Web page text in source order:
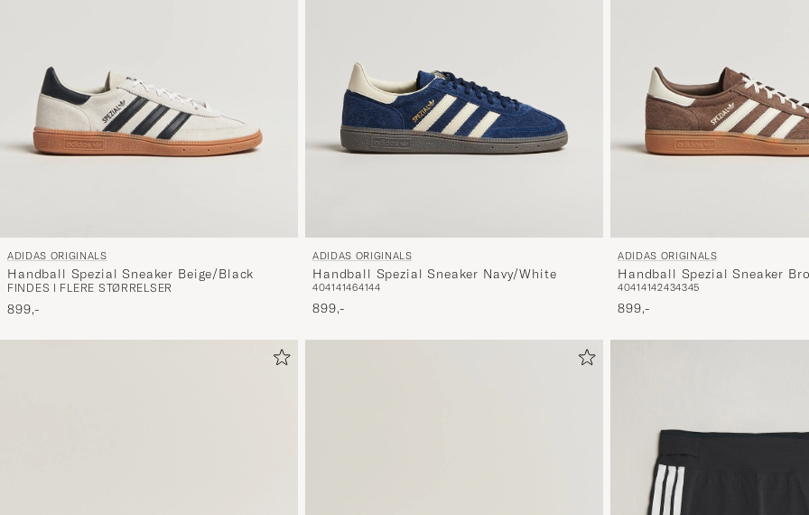
ADIDAS ORIGINALS
Handball Spezial Sneaker Beige/Black
FINDES I FLERE STØRRELSER
899,-
ADIDAS ORIGINALS
Handball Spezial Sneaker Navy/White
404141464144
899,-
ADIDAS ORIGINALS
Handball Spezial Sneaker
40414142434345
899,-